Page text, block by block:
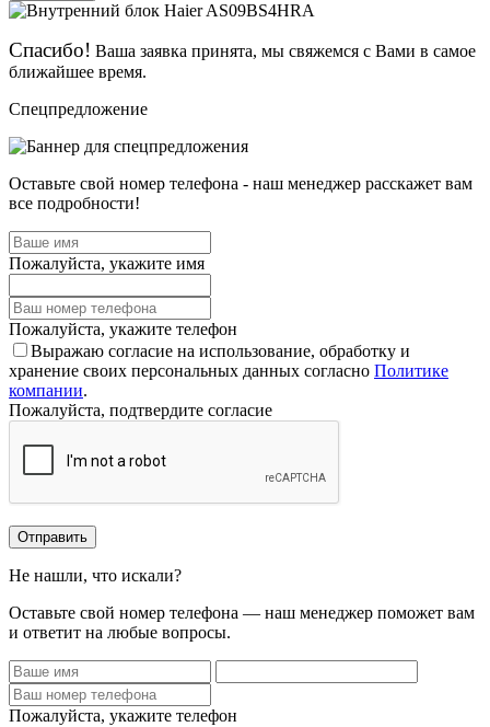
Спасибо! Ваша заявка принята, мы свяжемся с Вами в самое
ближайшее время.
Спецпредложение
Оставьте свой номер телефона - наш менеджер расскажет вам
все подробности!
Пожалуйста, укажите имя
Пожалуйста, укажите телефон
Выражаю согласие на использование, обработку и
хранение своих персональных данных согласно Политике
компании.
Пожалуйста, подтвердите согласие
Отправить
Не нашли, что искали?
Оставьте свой номер телефона — наш менеджер поможет вам
и ответит на любые вопросы.
Пожалуйста, укажите телефон